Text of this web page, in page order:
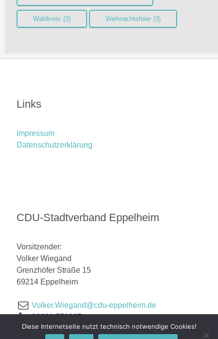
Wahlkreis (3) Weihnachtsfeier (3)
Links
Impressum
Datenschutzerklärung
CDU-Stadtverband Eppelheim
Vorsitzender:
Volker Wiegand
Grenzhöfer Straße 15
69214 Eppelheim
Volker.Wiegand@cdu-eppelheim.de
06221 759887
Diese Internetseite nutzt technisch notwendige Cookies!